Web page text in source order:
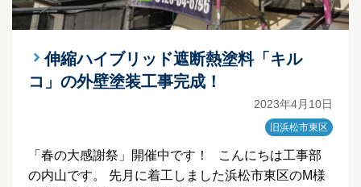
伸縮ハイブリッド遮断熱塗料「キル
コ」の外壁塗装工事完成！
2023年4月10日
旧浜松市東区
「春の大感謝祭」開催中です！ こんにちは工事部
の内山です。 先月に着工しました浜松市東区のM様